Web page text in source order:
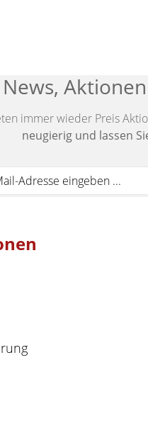
News,
immer wieder Preis
neugierig und lassen